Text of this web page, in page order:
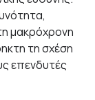
μακρόχρονη
τη σχέση
επενδυτές